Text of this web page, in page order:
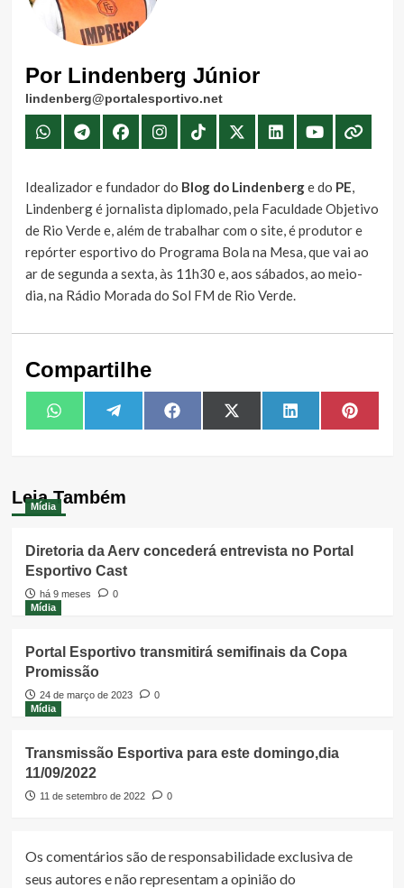
Por Lindenberg Júnior
lindenberg@portalesportivo.net
Idealizador e fundador do Blog do Lindenberge do PE,
Lindenberg é jornalista diplomado, pela Faculdade Objetivo
de Rio Verde e, além de trabalhar com o site, é produtor e
repórter esportivo do Programa Bola na Mesa, que vai ao
ar de segunda a sexta, às 11h30 e, aos sábados, ao meio-
dia, na Rádio Morada do Sol FM de Rio Verde.
Compartilhe
Share
on
WhatsAppShare
on
TelegramShare
on
FacebookShare
on
X
(Twitter)
Share
on
LinkedIn Share
on
Leia Também
Mídia
Diretoria da Aerv concederá entrevista no Portal
Esportivo Cast
há 9 meses
0
Mídia
Portal Esportivo transmitirá semifinais da Copa
Promissão
24 de março de 2023
0
Mídia
Transmissão Esportiva para este domingo,dia
11/09/2022
11 de setembro de 2022 0
Os comentários são de responsabilidade exclusiva de
seus autores e não representam a opinião do